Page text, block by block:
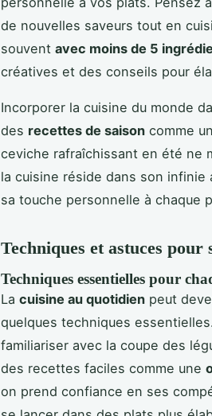
de nouvelles saveurs tout en
souvent avec moins de 5
créatives et des conseils pour
Incorporer la cuisine du monde
des recettes de saison comme
ceviche rafraîchissant en été ne
la cuisine réside dans son
sa touche personnelle à chaque
Techniques et astuces
Techniques essentielles pour
La cuisine au quotidien peut
quelques techniques
familiariser avec la coupe des
des recettes faciles comme une
on prend confiance en ses